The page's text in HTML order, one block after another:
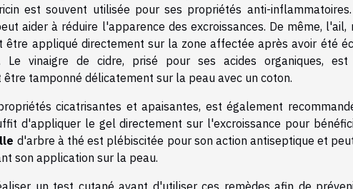
est souvent utilisée pour ses propriétés anti-inflammatoires.
aider à réduire l'apparence des excroissances. De même, l'ail,
être appliqué directement sur la zone affectée après avoir été
Le vinaigre de cidre, prisé pour ses acides organiques,
tamponné délicatement sur la peau avec un coton.
cicatrisantes et apaisantes, est également
d'appliquer le gel directement sur l'excroissance pour
d'arbre à thé est plébiscitée pour son action antiseptique et
son application sur la peau.
un test cutané avant d'utiliser ces remèdes afin de